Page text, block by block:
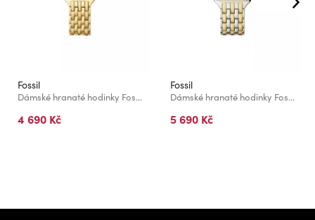
Fossil
Dámské hranaté hodinky Fossil RAQUEL ES5220
4 690 Kč
Fossil
Dámské hranaté hodinky Fossil RAQUEL ES5305
5 690 Kč